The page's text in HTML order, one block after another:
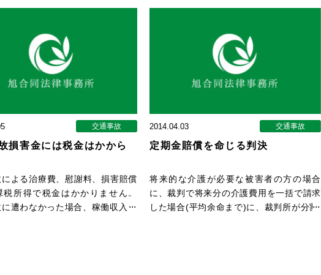
交通事故
損害金には税金はかから
よる治療費、慰謝料、損害賠償
税所得で税金はかかりません。
遭わなかった場合、稼働収入を
2014.04.03 交通事故
定期金賠償を命じる判決
将来的な介護が必要な被害者の方の場合
に、裁判で将来分の介護費用を一括で請求
した場合(平均余命まで)に、裁判所が分割